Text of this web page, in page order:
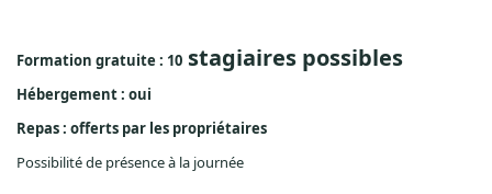
Formation gratuite : 10 stagiaires possibles
Hébergement : oui
Repas : offerts par les propriétaires
Possibilité de présence à la journée